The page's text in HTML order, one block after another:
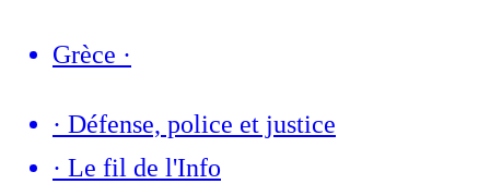
Grèce ·
· Défense, police et justice
· Le fil de l'Info